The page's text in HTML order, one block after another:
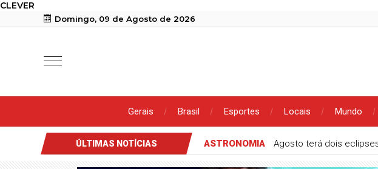
CLEVER
Domingo, 09 de Agosto de 2026
Gerais Brasil Esportes Locais Mundo
ÚLTIMAS NOTÍCIAS ASTRONOMIA Agosto terá dois